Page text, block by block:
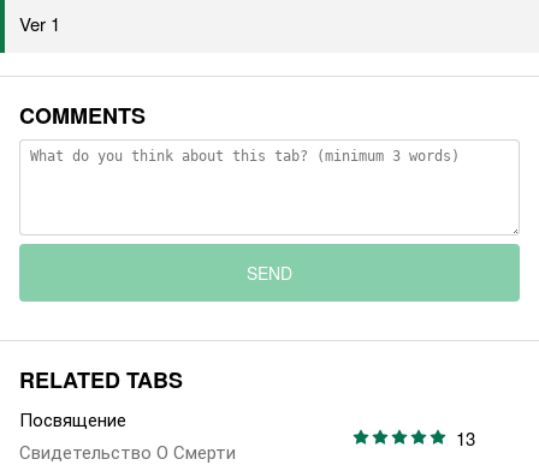
Ver 1
COMMENTS
SEND
RELATED TABS
Посвящение
Свидетельство О Смерти
13